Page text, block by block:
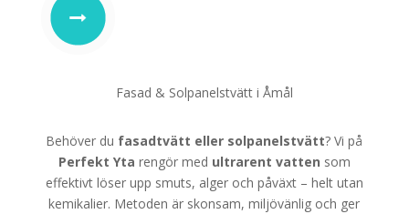
Fasad & Solpanelstvätt i Åmål
Behöver du fasadtvätt eller solpanelstvätt? Vi på
Perfekt Yta rengör med ultrarent vatten som
effektivt löser upp smuts, alger och påväxt – helt utan
kemikalier. Metoden är skonsam, miljövänlig och ger